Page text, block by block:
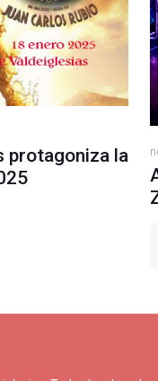
protagoniza la